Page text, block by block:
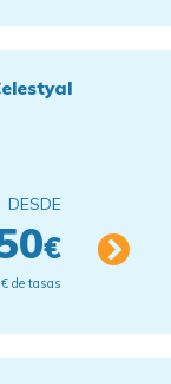
DESDE
€
de tasas